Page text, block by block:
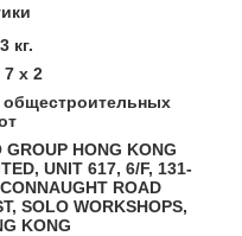
кг.
7 x 2
общестроительных
GROUP HONG KONG
UNIT 617, 6/F, 131-
ROAD
SOLO WORKSHOPS,
KONG